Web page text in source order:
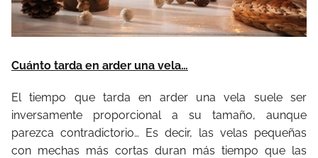
Cuánto tarda en arder una vela…
El tiempo que tarda en arder una vela suele ser
inversamente proporcional a su tamaño, aunque
parezca contradictorio… Es decir, las velas pequeñas
con mechas más cortas duran más tiempo que las